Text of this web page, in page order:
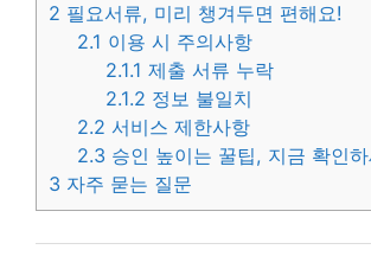
2 필요서류, 미리 챙겨두면 편해요!
2.1 이용 시 주의사항
2.1.1 제출 서류 누락
2.1.2 정보 불일치
2.2 서비스 제한사항
2.3 승인 높이는 꿀팁, 지금 확인
3 자주 묻는 질문